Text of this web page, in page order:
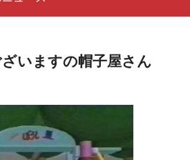
いますの帽子屋さん